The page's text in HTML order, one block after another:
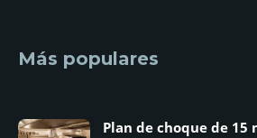
Más populares
Plan de choque de 15